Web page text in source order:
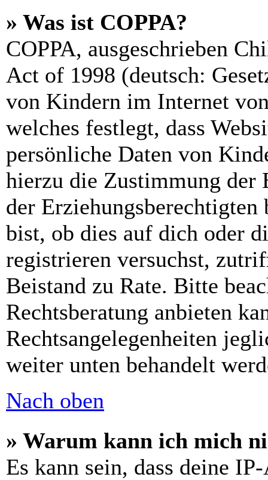
» Was ist COPPA?
COPPA, ausgeschrieben
Act of 1998 (deutsch:
von Kindern im Internet
welches festlegt, dass
persönliche Daten von
hierzu die Zustimmung der
der
bist, ob dies auf dich oder
registrieren versuchst,
Beistand zu Rate. Bitte
Rechtsberatung anbieten
Rechtsangelegenheiten
weiter unten behandelt
Nach oben
» Warum kann ich mich
Es kann sein, dass deine